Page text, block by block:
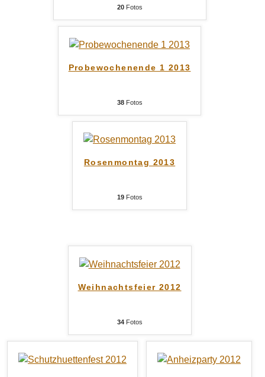
20Fotos
Probewochenende 1 2013
38Fotos
Rosenmontag 2013
19Fotos
Weihnachtsfeier 2012
34Fotos